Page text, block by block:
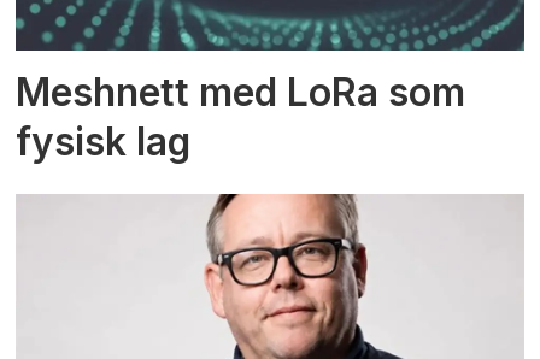
Meshnett med LoRa som
fysisk lag